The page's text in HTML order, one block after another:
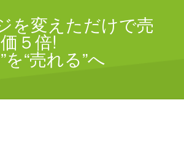
を変えただけで売
５倍!
を“売れる”へ